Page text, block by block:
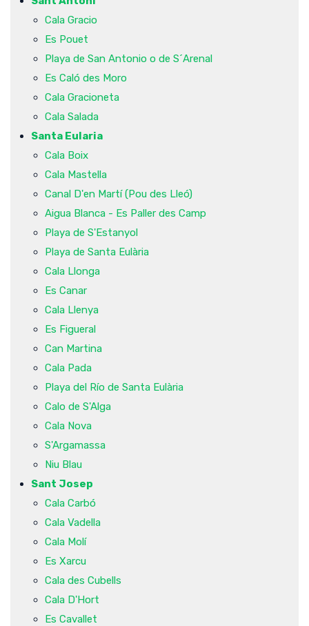
Cala Gracio
Es Pouet
Playa de San Antonio o de S´Arenal
Es Caló des Moro
Cala Gracioneta
Cala Salada
Santa Eularia
Cala Boix
Cala Mastella
Canal D'en Martí (Pou des Lleó)
Aigua Blanca - Es Paller des Camp
Playa de S'Estanyol
Playa de Santa Eulària
Cala Llonga
Es Canar
Cala Llenya
Es Figueral
Can Martina
Cala Pada
Playa del Río de Santa Eulària
Calo de S'Alga
Cala Nova
S'Argamassa
Niu Blau
Sant Josep
Cala Carbó
Cala Vadella
Cala Molí
Es Xarcu
Cala des Cubells
Cala D'Hort
Es Cavallet